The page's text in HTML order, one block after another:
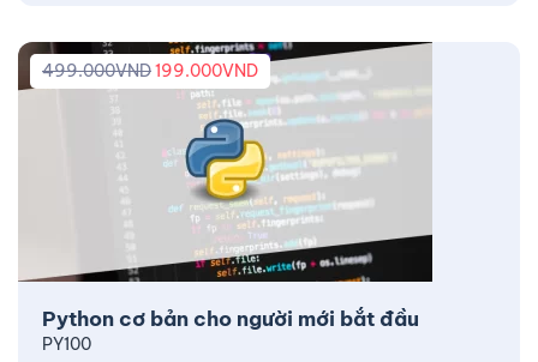
Python cơ bản cho người mới bắt đầu
499.000VND199.000VND
PY100